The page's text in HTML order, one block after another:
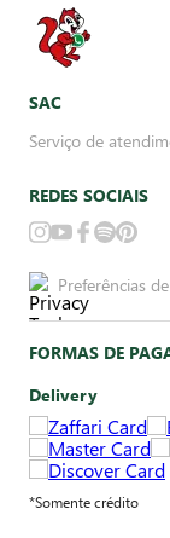
SAC
Serviço de
REDES SOCIAIS
Preferências
FORMAS DE
Delivery
*Somente crédito